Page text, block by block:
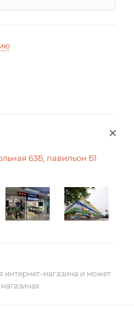
63Б, павильон Б1
интернет-магазина и может